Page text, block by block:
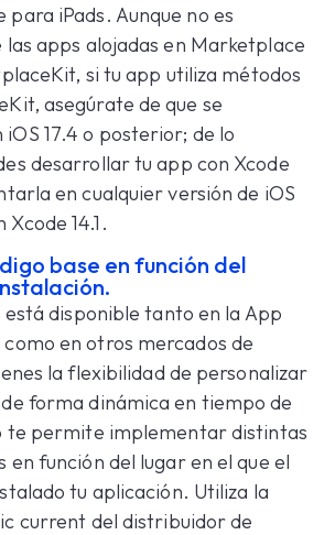
para iPads. Aunque no es
apps alojadas en Marketplace
si tu app utiliza métodos
asegúrate de que se
17.4 o posterior; de lo
desarrollar tu app con Xcode
en cualquier versión de iOS
14.1.
base en función del
está disponible tanto en la App
en otros mercados de
la flexibilidad de personalizar
forma dinámica en tiempo de
te permite implementar distintas
en función del lugar en el que el
tu aplicación. Utiliza la
current del distribuidor de